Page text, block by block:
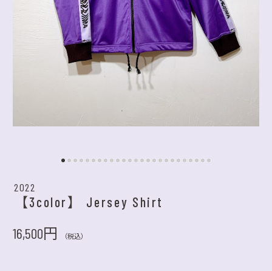
2022
【3color】 Jersey Shirt
16,500円 （税込）